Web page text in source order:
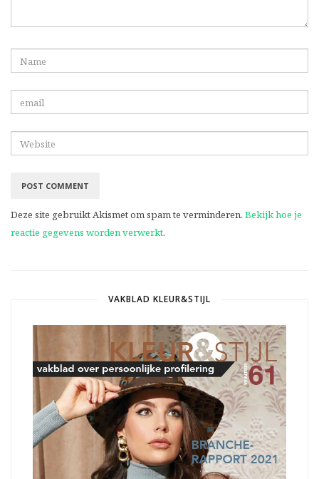
Deze site gebruikt Akismet om spam te verminderen. Bekijk hoe je
reactie gegevens worden verwerkt.
VAKBLAD KLEUR&STIJL